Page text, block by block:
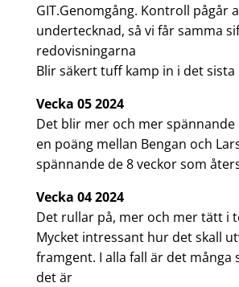
GIT.Genomgång. Kontroll pågår
undertecknad, så vi får samma
redovisningarna
Blir säkert tuff kamp in i det sista
Vecka 05 2024
Det blir mer och mer spännande
en poäng mellan Bengan och
spännande de 8 veckor som
Vecka 04 2024
Det rullar på, mer och mer tätt i
Mycket intressant hur det skall
framgent. I alla fall är det många
det är